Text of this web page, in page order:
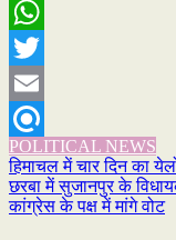
Facebook
WhatsApp
Twitter
Email
Refind
POLITICAL NEWS
Post
navigation
हिमाचल में चार दिन का
छरबा में सुजानपुर के
कांग्रेस के पक्ष में मांगे वोट